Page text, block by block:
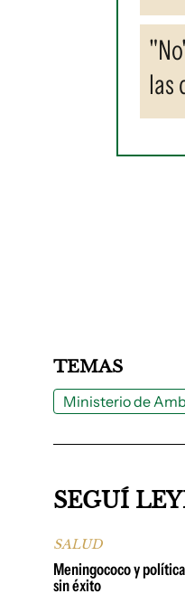
las
TEMAS
Ministerio de
SEGUÍ
SALUD
Meningococo y
sin éxito